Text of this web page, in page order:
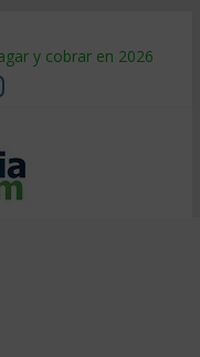
y cobrar en 2026
tan caro
a tiempo
qué hacer
y venderle